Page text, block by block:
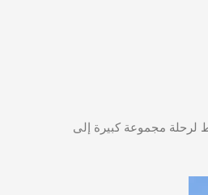
كنت تخطط لرحلة مجموعة كبيرة إلى